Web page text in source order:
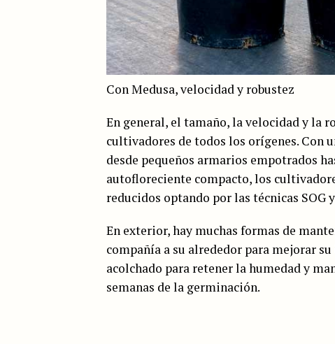
Con Medusa, velocidad y robustez
En general, el tamaño, la velocidad y la
cultivadores de todos los orígenes. Con
desde pequeños armarios empotrados
autofloreciente compacto, los
reducidos optando por las técnicas SOG
En exterior, hay muchas formas de
compañía a su alrededor para mejorar
acolchado para retener la humedad y
semanas de la germinación.